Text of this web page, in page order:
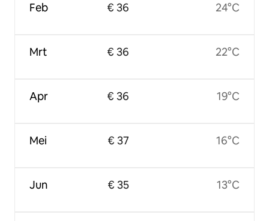
Feb
Mrt
Apr
Mei
Jun
€ 36
€ 36
€ 36
€ 37
€ 35
24°C
22°C
19°C
16°C
13°C